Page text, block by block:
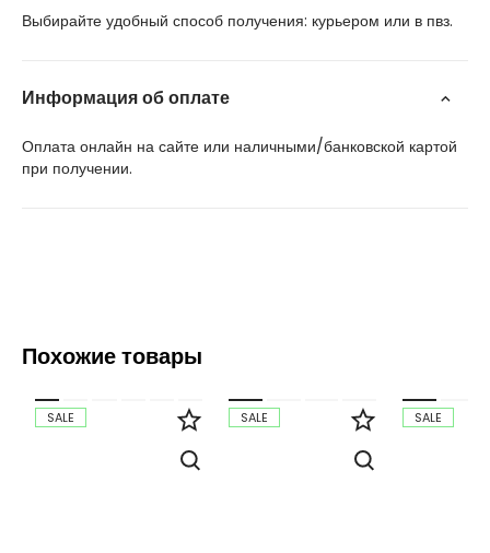
Выбирайте удобный способ получения: курьером или в пвз.
Информация об оплате
Оплата онлайн на сайте или наличными/банковской картой
при получении.
Похожие товары
SALE SALE SALE